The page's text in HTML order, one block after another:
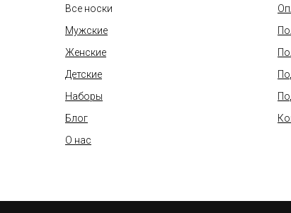
Все носки
Мужские
Женские
Детские
Наборы
Блог
О нас